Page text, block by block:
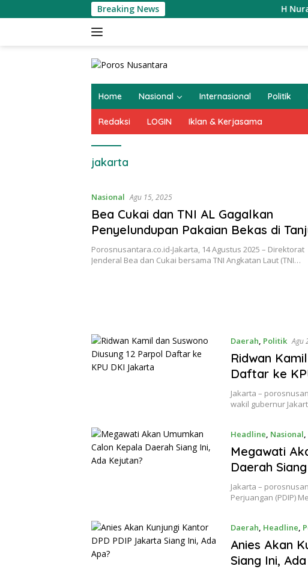
ke
Breaking News H
Home Nasional Internasional Politik
Redaksi LOGIN Iklan & Kerjasama
jakarta
Nasional Agu 15, 2025
Bea Cukai dan TNI AL Gagalkan
Penyelundupan Pakaian Bekas di
Priok, Ratusan Bal Diamankan
Porosnusantara.co.id-Jakarta, 14 Agustus 2025 – Direktorat
Jenderal Bea dan Cukai bersama TNI Angkatan Laut (TNI…
Daerah, Politik Agu
Ridwan
Daftar ke
Jakarta –
wakil gubernur
Headline, Nasional,
Megawati
Daerah
Jakarta –
Perjuangan (PDIP)
Daerah, Headline,
Anies Akan
Siang Ini,